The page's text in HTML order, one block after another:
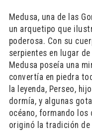
Medusa, una de las
un arquetipo que
poderosa. Con su
serpientes en lugar
Medusa poseía una
convertía en piedra
la leyenda, Perseo,
dormía, y algunas
océano, formando
originó la tradición